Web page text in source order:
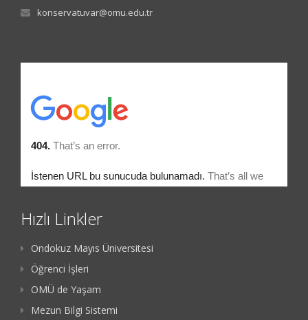
konservatuvar@omu.edu.tr
Hızlı Linkler
Ondokuz Mayıs Üniversitesi
Öğrenci İşleri
OMÜ de Yaşam
Mezun Bilgi Sistemi